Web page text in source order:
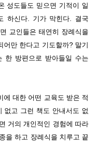
성도들도 믿으면 기적이 일
하신다. 기가 막힌다. 결국
교인들은 태연히 장례식을
만 한다고 기도할까? 말기
한 방편으로 받아들일 수는
에 대한 어떤 교육도 받은 적
없고 그런 책도 안내서도 없
거의 개인적인 경험에 따라
을 하고 장례식을 치루고 끝